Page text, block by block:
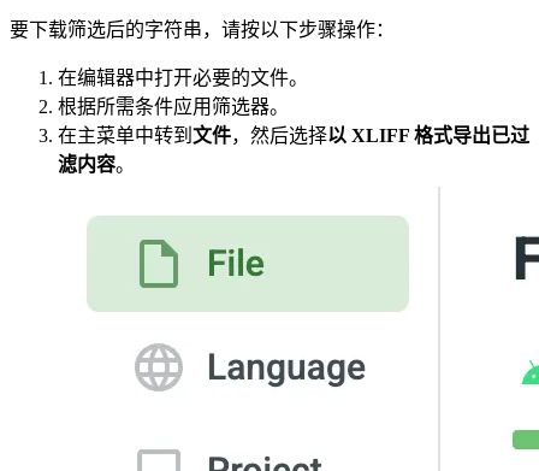
要下载筛选后的字符串，请按以下步骤操作：
在编辑器中打开必要的文件。
根据所需条件应用筛选器。
在主菜单中转到 文件，然后选择以 XLIFF 格式导出已过
滤内容。